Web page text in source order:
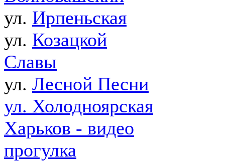
ул. Ирпеньская
ул. Козацкой
Славы
ул. Лесной Песни
ул. Холодноярская
Харьков - видео
прогулка